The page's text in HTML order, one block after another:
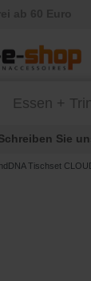
Tischset
Essen +
Sie